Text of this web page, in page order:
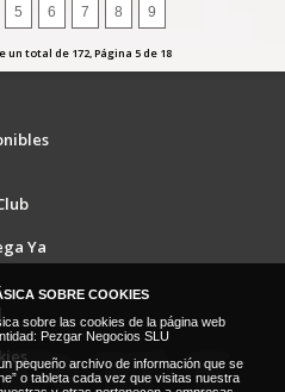
5 6 7 8 9
un total de 172, Página 5 de 18
Ya
SOBRE COOKIES
sobre las cookies de la página web
Pezgar Negocios SLU
pequeño archivo de información que se
o tableta cada vez que visitas nuestra